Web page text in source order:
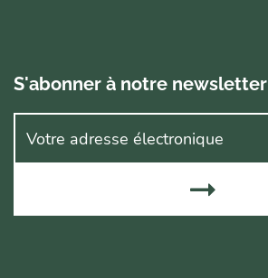
S'abonner à notre newsletter